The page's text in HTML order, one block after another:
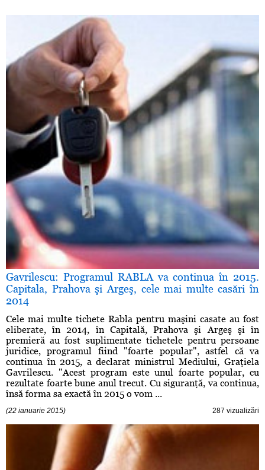
Gavrilescu: Programul RABLA va continua în 2015.
Capitala, Prahova şi Argeş, cele mai multe casări în
2014
Cele mai multe tichete Rabla pentru maşini casate au fost
eliberate, în 2014, în Capitală, Prahova şi Argeş şi în
premieră au fost suplimentate tichetele pentru persoane
juridice, programul fiind "foarte popular", astfel că va
continua în 2015, a declarat ministrul Mediului, Graţiela
Gavrilescu. "Acest program este unul foarte popular, cu
rezultate foarte bune anul trecut. Cu siguranţă, va continua,
însă forma sa exactă în 2015 o vom ...
(22 ianuarie 2015) 287 vizualizări